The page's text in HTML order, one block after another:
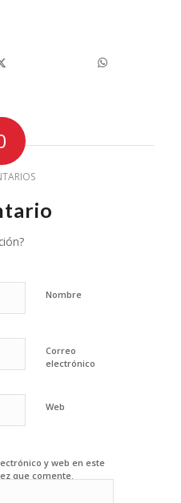
Nombre
Correo
electrónico
Web
y web en este
que comente.